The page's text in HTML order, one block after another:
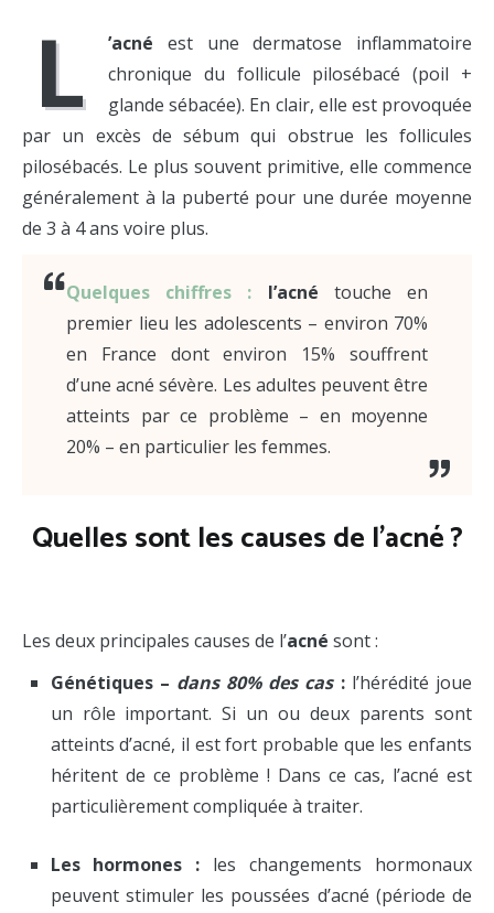
L ’acné est une dermatose inflammatoire
chronique du follicule pilosébacé (poil +
glande sébacée). En clair, elle est provoquée
par un excès de sébum qui obstrue les follicules
pilosébacés. Le plus souvent primitive, elle commence
généralement à la puberté pour une durée moyenne
de 3 à 4 ans voire plus.
Quelques chiffres : l’acné touche en
premier lieu les adolescents – environ 70%
en France dont environ 15% souffrent
d’une acné sévère. Les adultes peuvent être
atteints par ce problème – en moyenne
20% – en particulier les femmes.
Quelles sont les causes de l’acné ?
Les deux principales causes de l’acné sont :
Génétiques – dans 80% des cas :l’hérédité joue
un rôle important. Si un ou deux parents sont
atteints d’acné, il est fort probable que les enfants
héritent de ce problème ! Dans ce cas, l’acné est
particulièrement compliquée à traiter.
Les hormones : les changements hormonaux
peuvent stimuler les poussées d’acné (période de